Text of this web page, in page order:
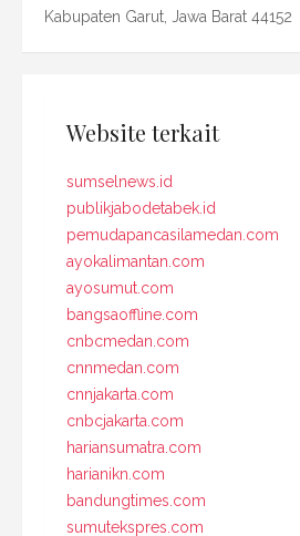
Kabupaten Garut, Jawa Barat 44152
Website terkait
sumselnews.id
publikjabodetabek.id
pemudapancasilamedan.com
ayokalimantan.com
ayosumut.com
bangsaoffline.com
cnbcmedan.com
cnnmedan.com
cnnjakarta.com
cnbcjakarta.com
hariansumatra.com
harianikn.com
bandungtimes.com
sumutekspres.com